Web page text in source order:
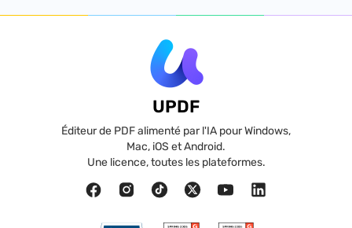
UPDF
Éditeur de PDF alimenté par l'IA pour Windows,
Mac, iOS et Android.
Une licence, toutes les plateformes.